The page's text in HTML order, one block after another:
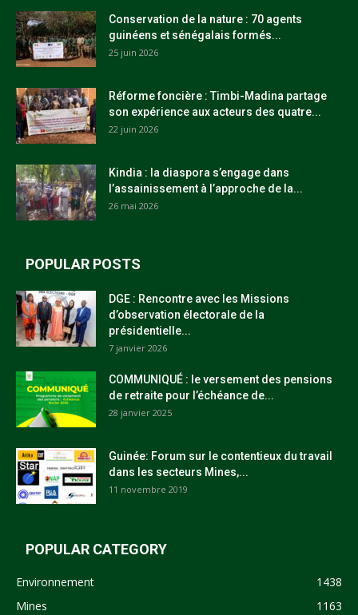
Conservation de la nature : 70 agents
guinéens et sénégalais formés...
25 juin 2026
Réforme foncière : Timbi-Madina partage
son expérience aux acteurs des quatre...
22 juin 2026
Kindia : la diaspora s’engage dans
l’assainissement à l’approche de la...
26 mai 2026
POPULAR POSTS
DGE : Rencontre avec les Missions
d’observation électorale de la
présidentielle...
7 janvier 2026
COMMUNIQUÉ : le versement des pensions
de retraite pour l’échéance de...
28 janvier 2025
Guinée: Forum sur le contentieux du travail
dans les secteurs Mines,...
11 novembre 2019
POPULAR CATEGORY
Environnement
1438
Mines
1163